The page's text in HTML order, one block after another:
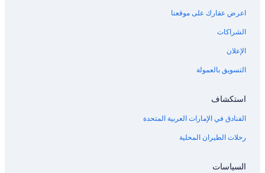
اعرض عقارك على موقعنا
الشراكات
الإعلان
التسويق بالعمولة
استكشاف
الفنادق في الإمارات العربية المتحدة
رحلات الطيران المحلية
السياسات